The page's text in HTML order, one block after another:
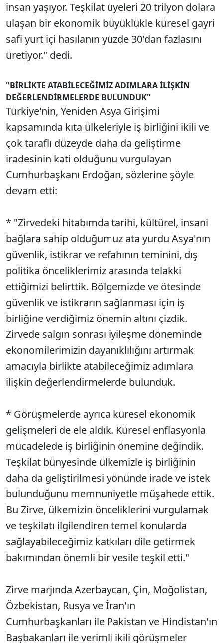
insan yaşıyor. Teşkilat üyeleri 20 trilyon dolara
ulaşan bir ekonomik büyüklükle küresel gayri
safi yurt içi hasılanın yüzde 30'dan fazlasını
üretiyor." dedi.
"BİRLİKTE ATABİLECEĞİMİZ ADIMLARA İLİŞKİN
DEĞERLENDİRMELERDE BULUNDUK"
Türkiye'nin, Yeniden Asya Girişimi
kapsamında kıta ülkeleriyle iş birliğini ikili ve
çok taraflı düzeyde daha da geliştirme
iradesinin kati olduğunu vurgulayan
Cumhurbaşkanı Erdoğan, sözlerine şöyle
devam etti:
* "Zirvedeki hitabımda tarihi, kültürel, insani
bağlara sahip olduğumuz ata yurdu Asya'nın
güvenlik, istikrar ve refahının teminini, dış
politika önceliklerimiz arasında telakki
ettiğimizi belirttik. Bölgemizde ve ötesinde
güvenlik ve istikrarın sağlanması için iş
birliğine verdiğimiz önemin altını çizdik.
Zirvede salgın sonrası iyileşme döneminde
ekonomilerimizin dayanıklılığını artırmak
amacıyla birlikte atabileceğimiz adımlara
ilişkin değerlendirmelerde bulunduk.
* Görüşmelerde ayrıca küresel ekonomik
gelişmeleri de ele aldık. Küresel enflasyonla
mücadelede iş birliğinin önemine değindik.
Teşkilat bünyesinde ülkemizle iş birliğinin
daha da geliştirilmesi yönünde irade ve istek
bulunduğunu memnuniyetle müşahede ettik.
Bu Zirve, ülkemizin önceliklerini vurgulamak
ve teşkilatı ilgilendiren temel konularda
sağlayabileceğimiz katkıları dile getirmek
bakımından önemli bir vesile teşkil etti."
Zirve marjında Azerbaycan, Çin, Moğolistan,
Özbekistan, Rusya ve İran'ın
Cumhurbaşkanları ile Pakistan ve Hindistan'ın
Başbakanları ile verimli ikili görüşmeler